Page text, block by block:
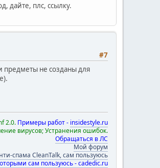
дайте, плс, ссылку.
#7
предметы не созданы для
2.0. Примеры работ - insidestyle.ru
вирусов; Устранения ошибок.
Обращаться в ЛС
Мой форум
спама CleanTalk, сам пользуюсь
сам пользуюсь - cadedic.ru